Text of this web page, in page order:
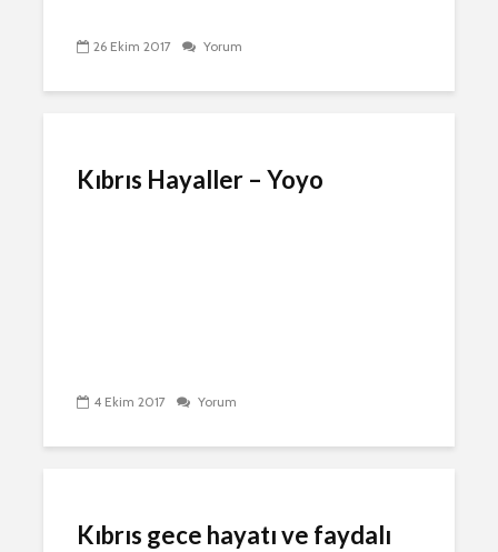
26 Ekim 2017 Yorum
Kıbrıs Hayaller – Yoyo
4 Ekim 2017 Yorum
Kıbrıs gece hayatı ve faydalı